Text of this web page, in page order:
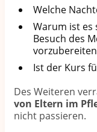
Welche
Warum ist es
Besuch des
Ist der Kurs
Des Weiteren
von Eltern im
nicht passieren.